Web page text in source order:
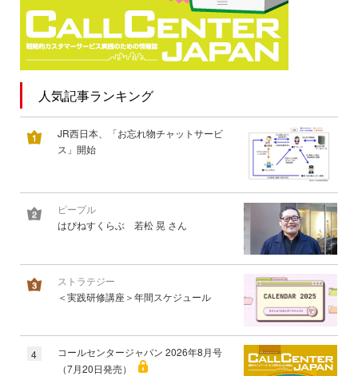
人気記事ランキング
JR西日本、「お忘れ物チャットサービ
ス」開始
ピープル
はぴねすくらぶ 若松 晃 さん
ストラテジー
＜実践研修講座＞年間スケジュール
4
コールセンタージャパン 2026年8月号
（7月20日発売）